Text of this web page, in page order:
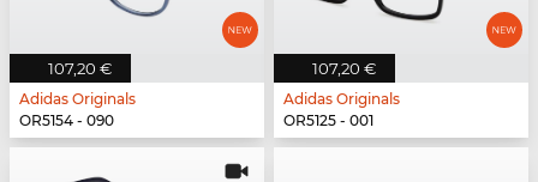
107,20 €
Adidas Originals
OR5154 - 090
107,20 €
Adidas Originals
OR5125 - 001